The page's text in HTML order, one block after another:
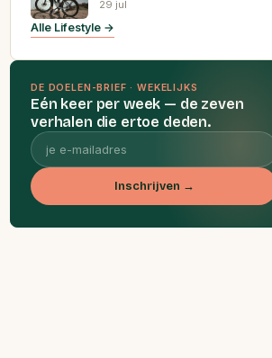
29 jul
Alle Lifestyle →
DE DOELEN-BRIEF · WEKELIJKS
Eén keer per week — de zeven
verhalen die ertoe deden.
Inschrijven →